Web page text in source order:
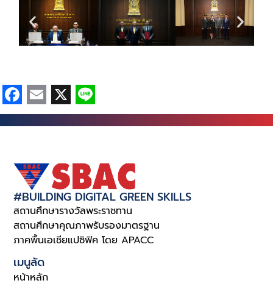
Facebook
Email
X Line
#BUILDING DIGITAL GREEN SKILLS
สถานศึกษารางวัลพระราชทาน
สถานศึกษาคุณภาพรับรองมาตรฐาน
ภาคพื้นเอเชียแปซิฟิค โดย APACC
เมนูลัด
หน้าหลัก